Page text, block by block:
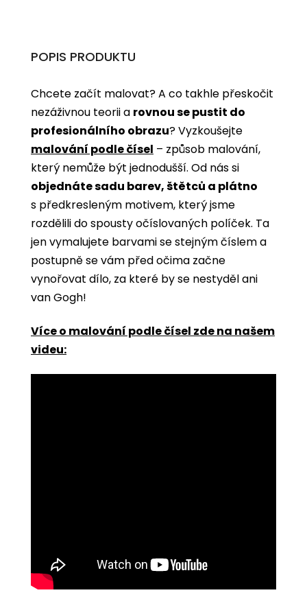
POPIS PRODUKTU
Chcete začít malovat? A co takhle přeskočit
nezáživnou teorii a rovnou se pustit do
profesionálního obrazu? Vyzkoušejte
malování podle čísel ­­– způsob malování,
který nemůže být jednodušší. Od nás si
objednáte sadu barev, štětců a plátno
s předkresleným motivem, který jsme
rozdělili do spousty očíslovaných políček. Ta
jen vymalujete barvami se stejným číslem a
postupně se vám před očima začne
vynořovat dílo, za které by se nestyděl ani
van Gogh!
Více o malování podle čísel zde na našem
videu: